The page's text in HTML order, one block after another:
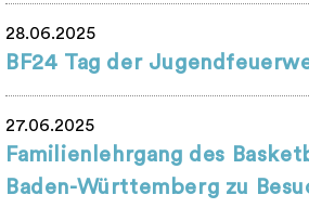
28.06.2025
BF24 Tag der
27.06.2025
Familienlehrgang des
Baden-Württemberg zu